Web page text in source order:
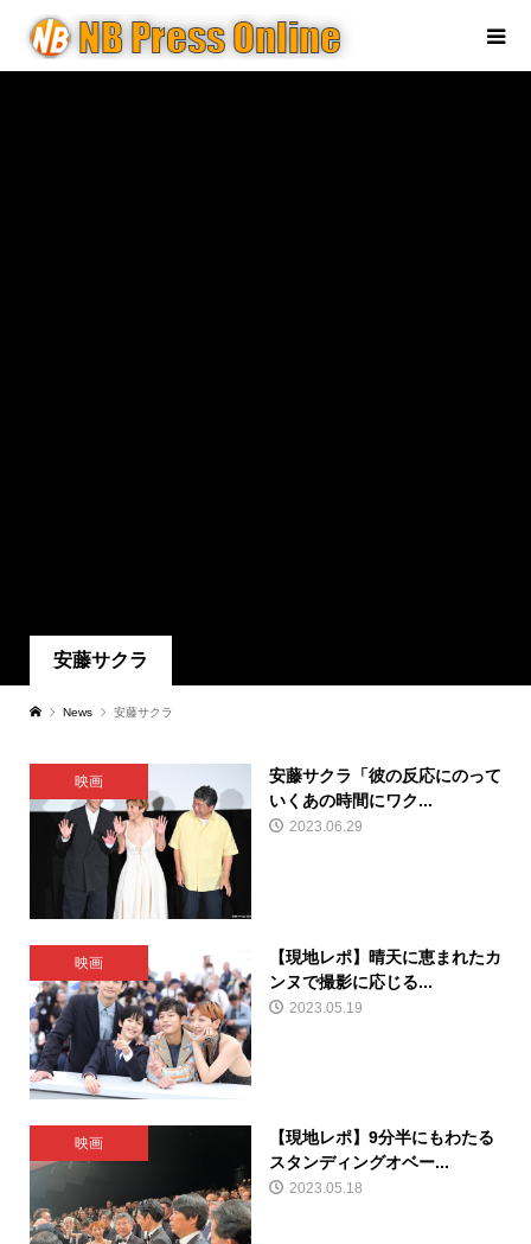
安藤サクラ
News 安藤サクラ
映画
安藤サクラ「彼の反応にのって
いくあの時間にワク...
2023.06.29
映画
【現地レポ】晴天に恵まれたカ
ンヌで撮影に応じる...
2023.05.19
映画
【現地レポ】9分半にもわたる
スタンディングオベー...
2023.05.18